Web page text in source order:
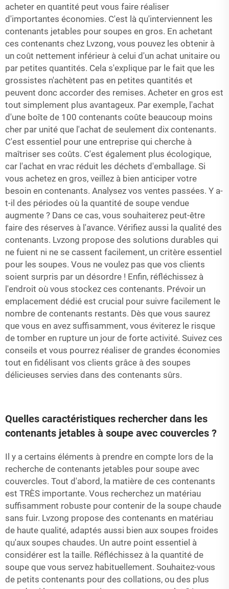
acheter en quantité peut vous faire réaliser
d'importantes économies. C'est là qu'interviennent les
contenants jetables pour soupes en gros. En achetant
ces contenants chez Lvzong, vous pouvez les obtenir à
un coût nettement inférieur à celui d'un achat unitaire ou
par petites quantités. Cela s'explique par le fait que les
grossistes n'achètent pas en petites quantités et
peuvent donc accorder des remises. Acheter en gros est
tout simplement plus avantageux. Par exemple, l'achat
d'une boîte de 100 contenants coûte beaucoup moins
cher par unité que l'achat de seulement dix contenants.
C'est essentiel pour une entreprise qui cherche à
maîtriser ses coûts. C'est également plus écologique,
car l'achat en vrac réduit les déchets d'emballage. Si
vous achetez en gros, veillez à bien anticiper votre
besoin en contenants. Analysez vos ventes passées. Y a-
t-il des périodes où la quantité de soupe vendue
augmente ? Dans ce cas, vous souhaiterez peut-être
faire des réserves à l'avance. Vérifiez aussi la qualité des
contenants. Lvzong propose des solutions durables qui
ne fuient ni ne se cassent facilement, un critère essentiel
pour les soupes. Vous ne voulez pas que vos clients
soient surpris par un désordre ! Enfin, réfléchissez à
l'endroit où vous stockez ces contenants. Prévoir un
emplacement dédié est crucial pour suivre facilement le
nombre de contenants restants. Dès que vous saurez
que vous en avez suffisamment, vous éviterez le risque
de tomber en rupture un jour de forte activité. Suivez ces
conseils et vous pourrez réaliser de grandes économies
tout en fidélisant vos clients grâce à des soupes
délicieuses servies dans des contenants sûrs.
Quelles caractéristiques rechercher dans les
contenants jetables à soupe avec couvercles ?
Il y a certains éléments à prendre en compte lors de la
recherche de contenants jetables pour soupe avec
couvercles. Tout d'abord, la matière de ces contenants
est TRÈS importante. Vous recherchez un matériau
suffisamment robuste pour contenir de la soupe chaude
sans fuir. Lvzong propose des contenants en matériau
de haute qualité, adaptés aussi bien aux soupes froides
qu'aux soupes chaudes. Un autre point essentiel à
considérer est la taille. Réfléchissez à la quantité de
soupe que vous servez habituellement. Souhaitez-vous
de petits contenants pour des collations, ou des plus